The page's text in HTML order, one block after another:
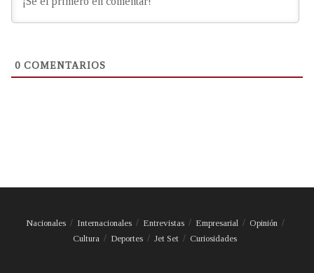
0 COMENTARIOS
Nacionales Internacionales Entrevistas Empresarial
Opinión
Cultura
Deportes Jet Set Curiosidades